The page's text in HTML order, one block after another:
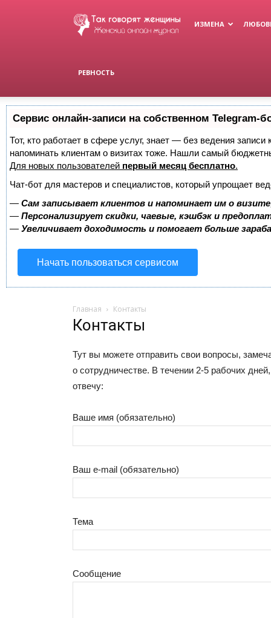
Женский
ИЗМЕНА
РЕВНОСТЬ
Сервис онлайн-записи на собственном Telegram-
Тот, кто работает в сфере услуг, знает — без ведения
напоминать клиентам о визитах тоже. Нашли самый
Для новых пользователей первый месяц бесплатно.
Чат-бот для мастеров и специалистов, который упрощает
— Сам записывает клиентов и напоминает им о
— Персонализирует скидки, чаевые, кэшбэк и
— Увеличивает доходимость и помогает больше
Начать пользоваться сервисом
Главная Контакты
Контакты
Тут вы можете отправить свои вопросы,
о сотрудничестве. В течении 2-5 рабочих
отвечу:
Ваше имя (обязательно)
Ваш e-mail (обязательно)
Тема
Сообщение